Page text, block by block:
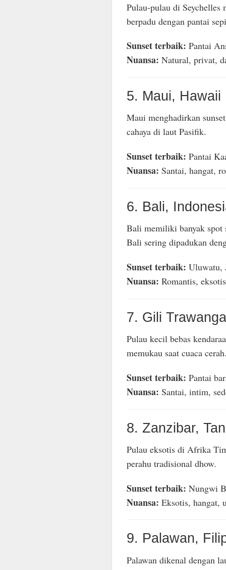
Pulau-pulau di Seychelles
berpadu dengan pantai
Sunset terbaik: Pantai
Nuansa: Natural, privat,
5. Maui, Hawaii
Maui menghadirkan
cahaya di laut Pasifik.
Sunset terbaik: Pantai
Nuansa: Santai, hangat,
6. Bali,
Bali memiliki banyak spot
Bali sering dipadukan
Sunset terbaik: Uluwatu,
Nuansa: Romantis,
7. Gili
Pulau kecil bebas
memukau saat cuaca
Sunset terbaik: Pantai
Nuansa: Santai, intim,
8. Zanzibar,
Pulau eksotis di Afrika
perahu tradisional dhow.
Sunset terbaik: Nungwi
Nuansa: Eksotis, hangat,
9. Palawan,
Palawan dikenal dengan